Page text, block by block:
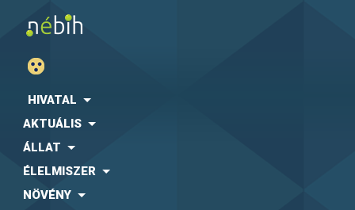
HIVATAL
AKTUÁLIS
ÁLLAT
ÉLELMISZER
NÖVÉNY